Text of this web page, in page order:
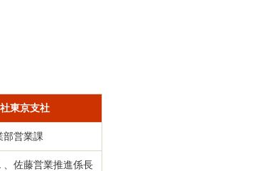
東京支社
部営業課
、佐藤営業推進係長